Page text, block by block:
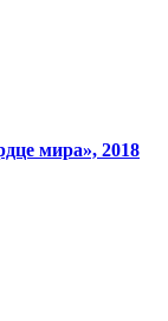
мира», 2018